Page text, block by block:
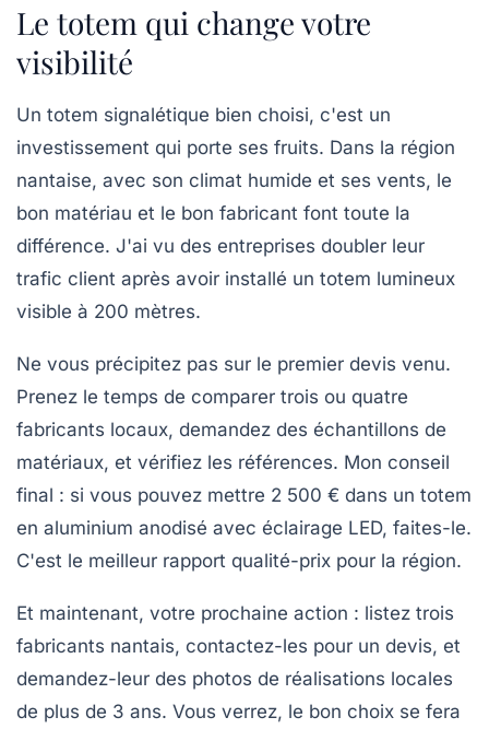
Le totem qui change votre
visibilité
Un totem signalétique bien choisi, c'est un
investissement qui porte ses fruits. Dans la région
nantaise, avec son climat humide et ses vents, le
bon matériau et le bon fabricant font toute la
différence. J'ai vu des entreprises doubler leur
trafic client après avoir installé un totem lumineux
visible à 200 mètres.
Ne vous précipitez pas sur le premier devis venu.
Prenez le temps de comparer trois ou quatre
fabricants locaux, demandez des échantillons de
matériaux, et vérifiez les références. Mon conseil
final : si vous pouvez mettre 2 500 € dans un totem
en aluminium anodisé avec éclairage LED, faites-le.
C'est le meilleur rapport qualité-prix pour la région.
Et maintenant, votre prochaine action : listez trois
fabricants nantais, contactez-les pour un devis, et
demandez-leur des photos de réalisations locales
de plus de 3 ans. Vous verrez, le bon choix se fera